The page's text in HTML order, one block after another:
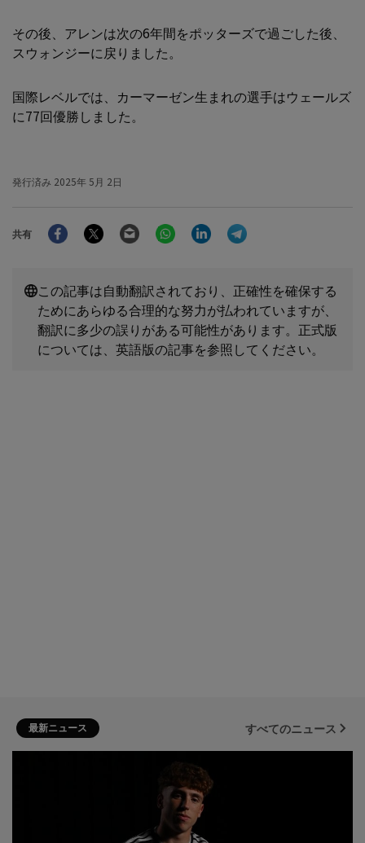
その後、アレンは次の6年間をポッターズで過ごした後、
スウォンジーに戻りました。
国際レベルでは、カーマーゼン生まれの選手はウェールズ
に77回優勝しました。
発行済み 2025年 5月 2日
共有
FacebookTwitter Email WhatsAppLinkedIn
この記事は自動翻訳されており、正確性を確保する
ためにあらゆる合理的な努力が払われていますが、
翻訳に多少の誤りがある可能性があります。正式版
については、英語版の記事を参照してください。
最新ニュース すべてのニュース